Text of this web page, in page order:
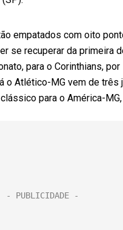
empatados com oito
se recuperar da primeira
para o Corinthians, por
o Atlético-MG vem de três
para o América-MG,